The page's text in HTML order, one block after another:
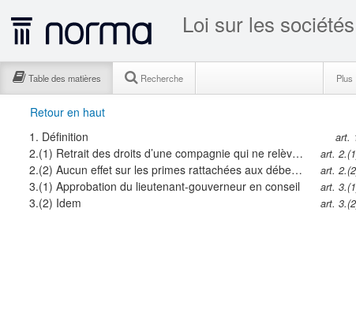
Loi sur les
Table des matières Recherche Plus
Retour en haut
1. Définition art.
2.(1) Retrait des droits d’une compagnie qui ne relève plus de la compétence de la province art.
2.(2) Aucun effet sur les primes rattachées aux débentures art.
3.(1) Approbation du lieutenant-gouverneur en conseil art.
3.(2) Idem art.